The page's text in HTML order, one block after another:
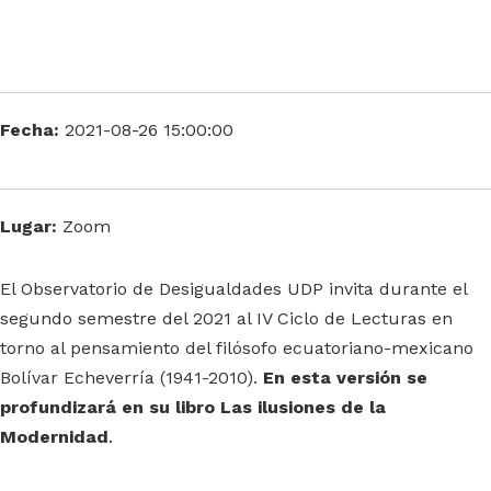
Fecha: 2021-08-26 15:00:00
Lugar: Zoom
El Observatorio de Desigualdades UDP invita durante el
segundo semestre del 2021 al IV Ciclo de Lecturas en
torno al pensamiento del filósofo ecuatoriano-mexicano
Bolívar Echeverría (1941-2010). En esta versión se
profundizará en su libro Las ilusiones de la
Modernidad.